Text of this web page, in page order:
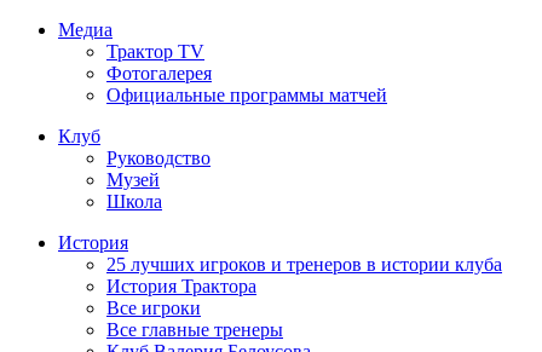
Медиа
Трактор TV
Фотогалерея
Официальные программы матчей
Клуб
Руководство
Музей
Школа
История
25 лучших игроков и тренеров в истории клуба
История Трактора
Все игроки
Все главные тренеры